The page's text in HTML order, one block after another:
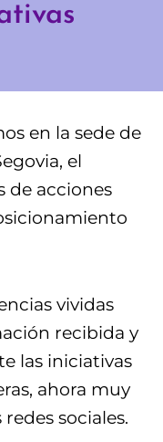
en la sede de
el
de acciones
vividas
recibida y
las iniciativas
ahora muy
sociales.